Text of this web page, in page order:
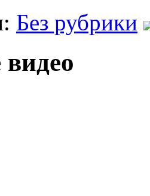
Без рубрики